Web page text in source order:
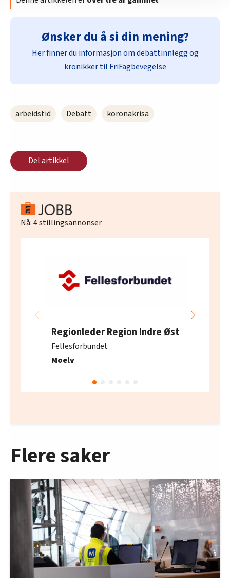
nettstedet med LO Medias egne samarbeidspartnere
Ønsker du å si din mening?
Her finner du informasjon om debattinnlegg og
kronikker til FriFagbevegelse
arbeidstid Debatt koronakrisa
Del artikkel
Nå:4stillingsannonser
Regionleder Region Indre Øst
Fellesforbundet
Moelv
Flere saker